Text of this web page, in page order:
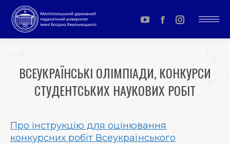
YouTube
page
in
new
Facebook
page
in
new
Instagram
page
in
new
ВСЕУКРАЇНСЬКІ ОЛІМПІАДИ, КОНКУРСИ
СТУДЕНТСЬКИХ НАУКОВИХ РОБІТ
Про інструкцію для оцінювання
конкурсних робіт Всеукраїнського